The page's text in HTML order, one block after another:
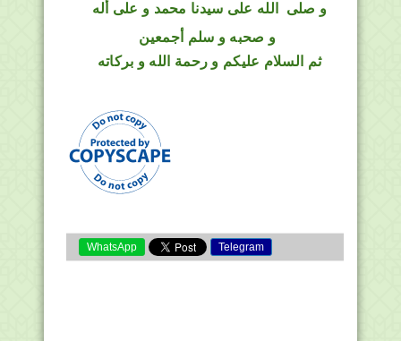
و صلى الله على سيدنا محمد و على أله
و صحبه و سلم أجمعين
ثم السلام عليكم و رحمة الله و بركاته
WhatsApp Telegram